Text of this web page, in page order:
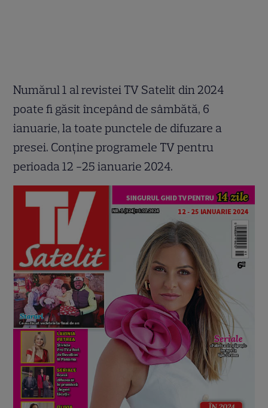
Numărul 1 al revistei TV Satelit din 2024
poate fi găsit începând de sâmbătă, 6
ianuarie, la toate punctele de difuzare a
presei. Conține programele TV pentru
perioada 12 -25 ianuarie 2024.